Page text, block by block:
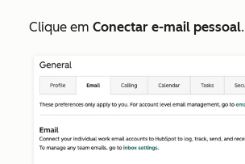
Clique em Conectar e-mail pessoal.